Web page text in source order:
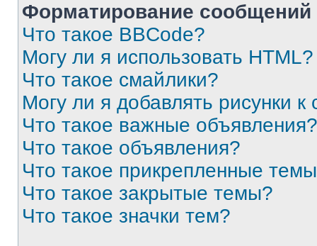
Форматирование
Что такое BBCode?
Могу ли я использовать HTML?
Что такое смайлики?
Могу ли я добавлять рисунки
Что такое важные объявления?
Что такое объявления?
Что такое прикрепленные
Что такое закрытые темы?
Что такое значки тем?